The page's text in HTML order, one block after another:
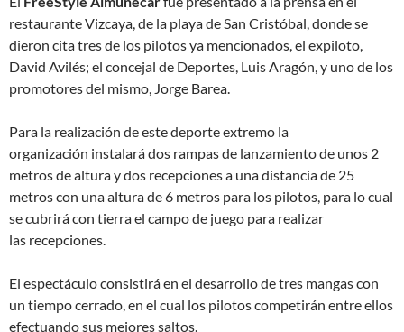
restaurante Vizcaya, de la playa de San Cristóbal, donde se
dieron cita tres de los pilotos ya mencionados, el expiloto,
David Avilés; el concejal de Deportes, Luis Aragón, y uno de los
promotores del mismo, Jorge Barea.
Para la realización de este deporte extremo la
organización instalará dos rampas de lanzamiento de unos 2
metros de altura y dos recepciones a una distancia de 25
metros con una altura de 6 metros para los pilotos, para lo cual
se cubrirá con tierra el campo de juego para realizar
las recepciones.
El espectáculo consistirá en el desarrollo de tres mangas con
un tiempo cerrado, en el cual los pilotos competirán entre ellos
efectuando sus mejores saltos.